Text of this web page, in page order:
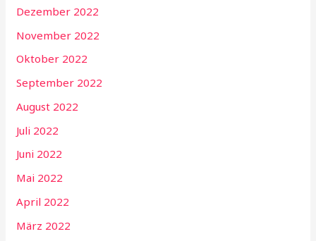
Dezember 2022
November 2022
Oktober 2022
September 2022
August 2022
Juli 2022
Juni 2022
Mai 2022
April 2022
März 2022